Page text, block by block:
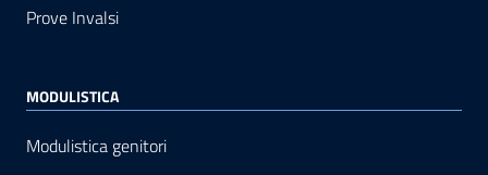
Prove Invalsi
MODULISTICA
Modulistica genitori